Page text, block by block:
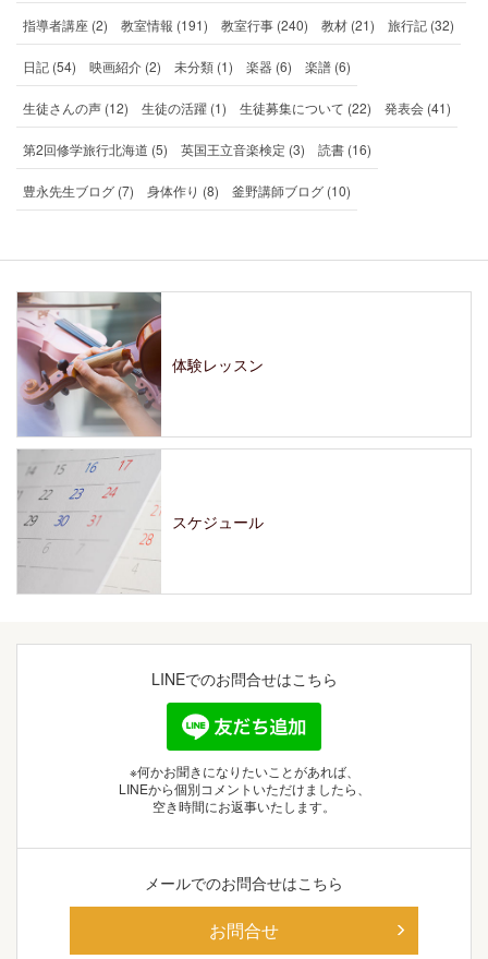
指導者講座 (2) 教室情報 (191) 教室行事 (240) 教材 (21) 旅行記 (32)
日記 (54) 映画紹介 (2) 未分類 (1) 楽器 (6) 楽譜 (6)
生徒さんの声 (12) 生徒の活躍 (1) 生徒募集について (22) 発表会 (41)
第2回修学旅行北海道 (5) 英国王立音楽検定 (3) 読書 (16)
豊永先生ブログ (7) 身体作り (8) 釜野講師ブログ (10)
LINEでのお問合せはこちら
※何かお聞きになりたいことがあれば、
LINEから個別コメントいただけましたら、
空き時間にお返事いたします。
メールでのお問合せはこちら
お問合せ
体験レッスン
スケジュール